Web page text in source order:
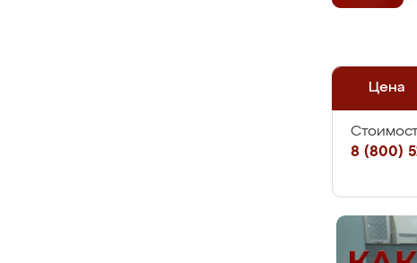
Цена
8 (800)